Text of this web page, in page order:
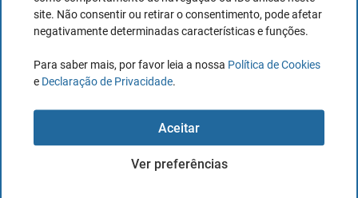
site. Não consentir ou retirar o consentimento, pode afetar
negativamente determinadas características e funções.
Para saber mais, por favor leia a nossa Política de Cookies
e Declaração de Privacidade.
Aceitar
Ver preferências
mercado de ações. Ao ser composto por uma ampla gama
setores e empresas de diferentes tamanhos estão a atuar,
dando-nos uma imagem completa do dinamismo
económico do país.
Como são escolhidos os valores no